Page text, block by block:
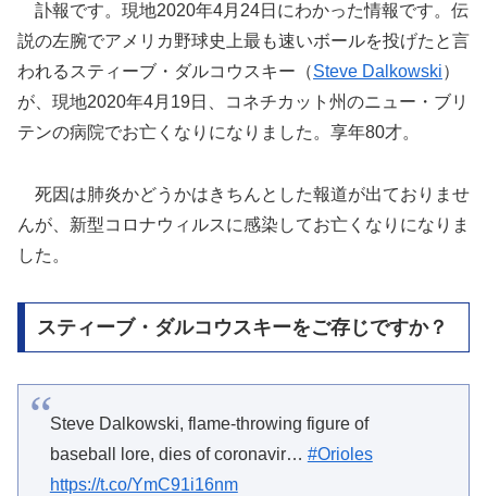
訃報です。現地2020年4月24日にわかった情報です。伝
説の左腕でアメリカ野球史上最も速いボールを投げたと言
われるスティーブ・ダルコウスキー（Steve Dalkowski）
が、現地2020年4月19日、コネチカット州のニュー・ブリ
テンの病院でお亡くなりになりました。享年80才。
死因は肺炎かどうかはきちんとした報道が出ておりませ
んが、新型コロナウィルスに感染してお亡くなりになりま
した。
スティーブ・ダルコウスキーをご存じですか？
Steve Dalkowski, flame-throwing figure of
baseball lore, dies of coronavir… #Orioles
https://t.co/YmC91i16nm